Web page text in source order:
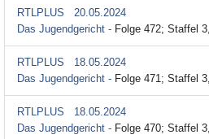
RTLPLUS
20.05.2024
Das Jugendgericht - Folge 472; Staffel
RTLPLUS
18.05.2024
Das Jugendgericht - Folge 471; Staffel
RTLPLUS
18.05.2024
Das Jugendgericht - Folge 470; Staffel